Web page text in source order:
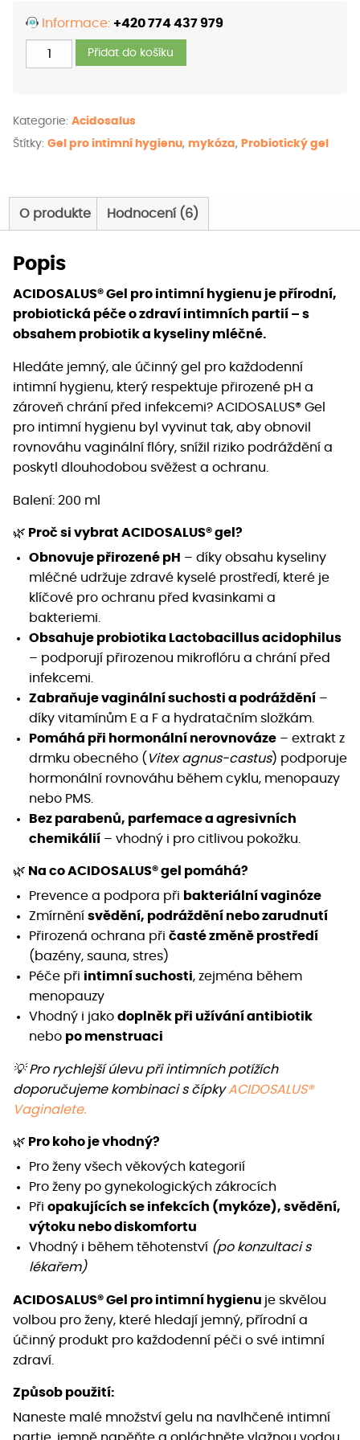
Informace: +420 774 437 979
ACIDOSALUS®
Gel
hygienu
množství
Přidat do košíku
Kategorie: Acidosalus
Štítky: Gel pro intimní hygienu, mykóza, Probiotický gel
O produkte Hodnocení (6)
Popis
ACIDOSALUS® Gel pro intimní hygienu je přírodní,
probiotická péče o zdraví intimních partií – s
obsahem probiotik a kyseliny mléčné.
Hledáte jemný, ale účinný gel pro každodenní
intimní hygienu, který respektuje přirozené pH a
zároveň chrání před infekcemi? ACIDOSALUS® Gel
pro intimní hygienu byl vyvinut tak, aby obnovil
rovnováhu vaginální flóry, snížil riziko podráždění a
poskytl dlouhodobou svěžest a ochranu.
Balení: 200 ml
🌿 Proč si vybrat ACIDOSALUS® gel?
Obnovuje přirozené pH – díky obsahu kyseliny
mléčné udržuje zdravé kyselé prostředí, které je
klíčové pro ochranu před kvasinkami a
bakteriemi.
Obsahuje probiotika Lactobacillus acidophilus
– podporují přirozenou mikroflóru a chrání před
infekcemi.
Zabraňuje vaginální suchosti a podráždění –
díky vitamínům E a F a hydratačním složkám.
Pomáhá při hormonální nerovnováze – extrakt z
drmku obecného ( Vitex agnus-castus) podporuje
hormonální rovnováhu během cyklu, menopauzy
nebo PMS.
Bez parabenů, parfemace a agresivních
chemikálií – vhodný i pro citlivou pokožku.
🌿 Na co ACIDOSALUS® gel pomáhá?
Prevence a podpora při bakteriální vaginóze
Zmírnění svědění, podráždění nebo zarudnutí
Přirozená ochrana při časté změně prostředí
(bazény, sauna, stres)
Péče při intimní suchosti, zejména během
menopauzy
Vhodný i jako doplněk při užívání antibiotik
nebo po menstruaci
💡 Pro rychlejší úlevu při intimních potížích
doporučujeme kombinaci s čípkyACIDOSALUS®
Vaginalete.
🌿 Pro koho je vhodný?
Pro ženy všech věkových kategorií
Pro ženy po gynekologických zákrocích
Při opakujících se infekcích (mykóze), svědění,
výtoku nebo diskomfortu
Vhodný i během těhotenství (po konzultaci s
lékařem)
ACIDOSALUS® Gel pro intimní hygienu je skvělou
volbou pro ženy, které hledají jemný, přírodní a
účinný produkt pro každodenní péči o své intimní
zdraví.
Způsob použití:
Naneste malé množství gelu na navlhčené intimní
partie, jemně napěňte a opláchněte vlažnou vodou.